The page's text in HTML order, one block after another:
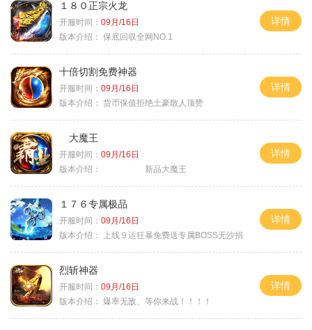
１８０正宗火龙
开服时间： 09月/16日
版本介绍： 保底回収全网NO.1
详情
十倍切割免费神器
开服时间： 09月/16日
版本介绍： 货币保值拒绝土豪散人顶赞
详情
大魔王
开服时间： 09月/16日
版本介绍：
新品大魔王
详情
１７６专属极品
开服时间： 09月/16日
版本介绍：
上线９运狂暴免费送专属BOSS无沙捐
详情
烈斩神器
开服时间： 09月/16日
版本介绍： 爆率无敌、等你来战！！！！
详情